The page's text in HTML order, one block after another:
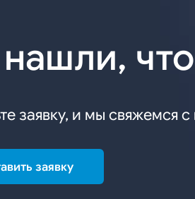
заявку, и мы свяжемся
заявку